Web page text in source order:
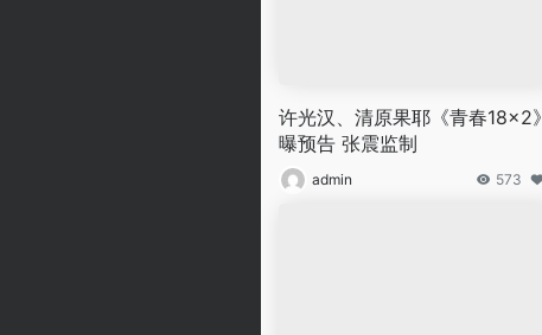
许光汉、清原果耶《青春18×2》
曝预告 张震监制
admin 573